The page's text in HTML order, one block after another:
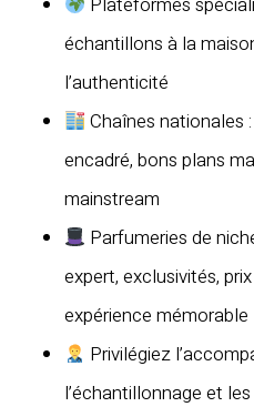
échantillons à la
l’authenticité
Chaînes nationales
encadré, bons plans
mainstream
Parfumeries de
expert, exclusivités,
expérience mémorable
Privilégiez
l’échantillonnage et